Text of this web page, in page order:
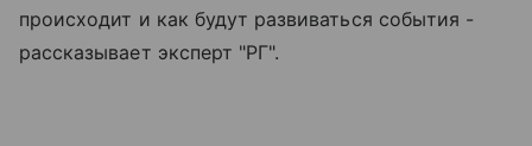
происходит и как будут развиваться события -
рассказывает эксперт "РГ".